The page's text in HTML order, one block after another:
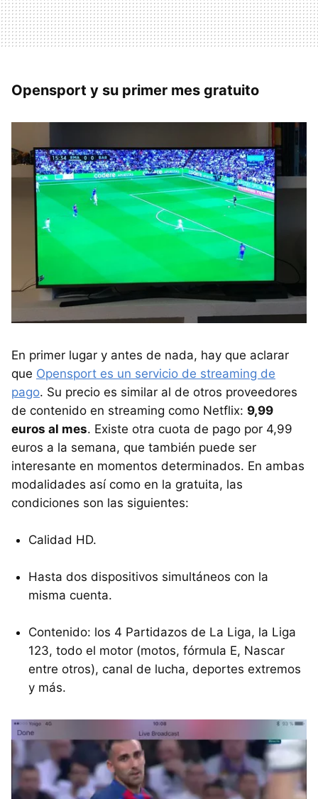
Opensport y su primer mes gratuito
En primer lugar y antes de nada, hay que aclarar
que Opensport es un servicio de streaming de
pago. Su precio es similar al de otros proveedores
de contenido en streaming como Netflix: 9,99
euros al mes. Existe otra cuota de pago por 4,99
euros a la semana, que también puede ser
interesante en momentos determinados. En ambas
modalidades así como en la gratuita, las
condiciones son las siguientes:
Calidad HD.
Hasta dos dispositivos simultáneos con la
misma cuenta.
Contenido: los 4 Partidazos de La Liga, la Liga
123, todo el motor (motos, fórmula E, Nascar
entre otros), canal de lucha, deportes extremos
y más.